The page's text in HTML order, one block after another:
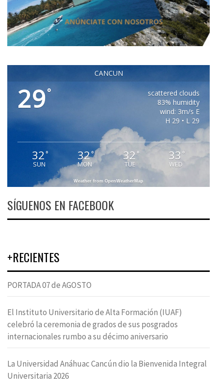
CANCUN
29°
scattered clouds
83% humidity
wind: 3m/s E
H 29 • L 29
32°
SUN
32°
MON
32 °
TUE
33 °
WED
Weather from OpenWeatherMap
SÍGUENOS EN FACEBOOK
+RECIENTES
PORTADA 07 de AGOSTO
El Instituto Universitario de Alta Formación (IUAF)
celebró la ceremonia de grados de sus posgrados
internacionales rumbo a su décimo aniversario
La Universidad Anáhuac Cancún dio la Bienvenida Integral
Universitaria 2026